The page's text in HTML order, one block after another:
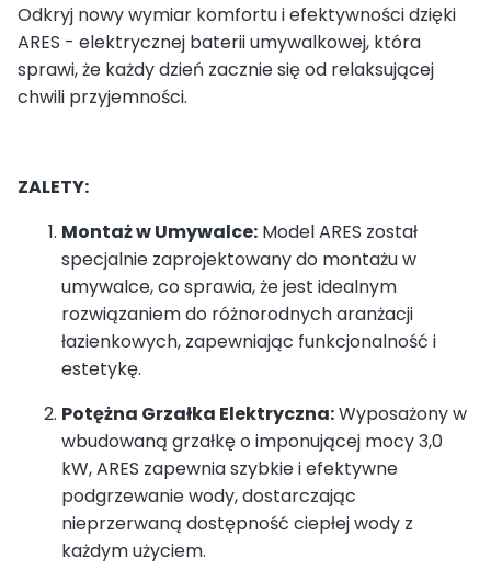
Odkryj nowy wymiar komfortu i efektywności dzięki
ARES - elektrycznej baterii umywalkowej, która
sprawi, że każdy dzień zacznie się od relaksującej
chwili przyjemności.
ZALETY:
Montaż w Umywalce: Model ARES został
specjalnie zaprojektowany do montażu w
umywalce, co sprawia, że jest idealnym
rozwiązaniem do różnorodnych aranżacji
łazienkowych, zapewniając funkcjonalność i
estetykę.
Potężna Grzałka Elektryczna:Wyposażony w
wbudowaną grzałkę o imponującej mocy 3,0
kW, ARES zapewnia szybkie i efektywne
podgrzewanie wody, dostarczając
nieprzerwaną dostępność ciepłej wody z
każdym użyciem.